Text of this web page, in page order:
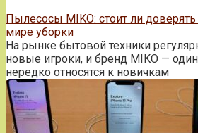
Пылесосы MIKO: стоит ли
мире уборки
На рынке бытовой техники
новые игроки, и бренд MIKO —
нередко относятся к новичкам